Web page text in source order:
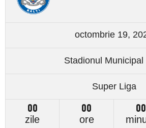
octombrie 19,
Stadionul Municipal
Super Liga
00
zile
00
ore
00